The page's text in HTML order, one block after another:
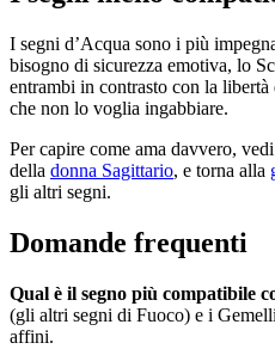
I segni d’Acqua sono i più
bisogno di sicurezza emotiva, lo
entrambi in contrasto con la
che non lo voglia ingabbiare.
Per capire come ama davvero,
della donna Sagittario, e torna alla
gli altri segni.
Domande frequenti
Qual è il segno più compatibile
(gli altri segni di Fuoco) e i
affini.